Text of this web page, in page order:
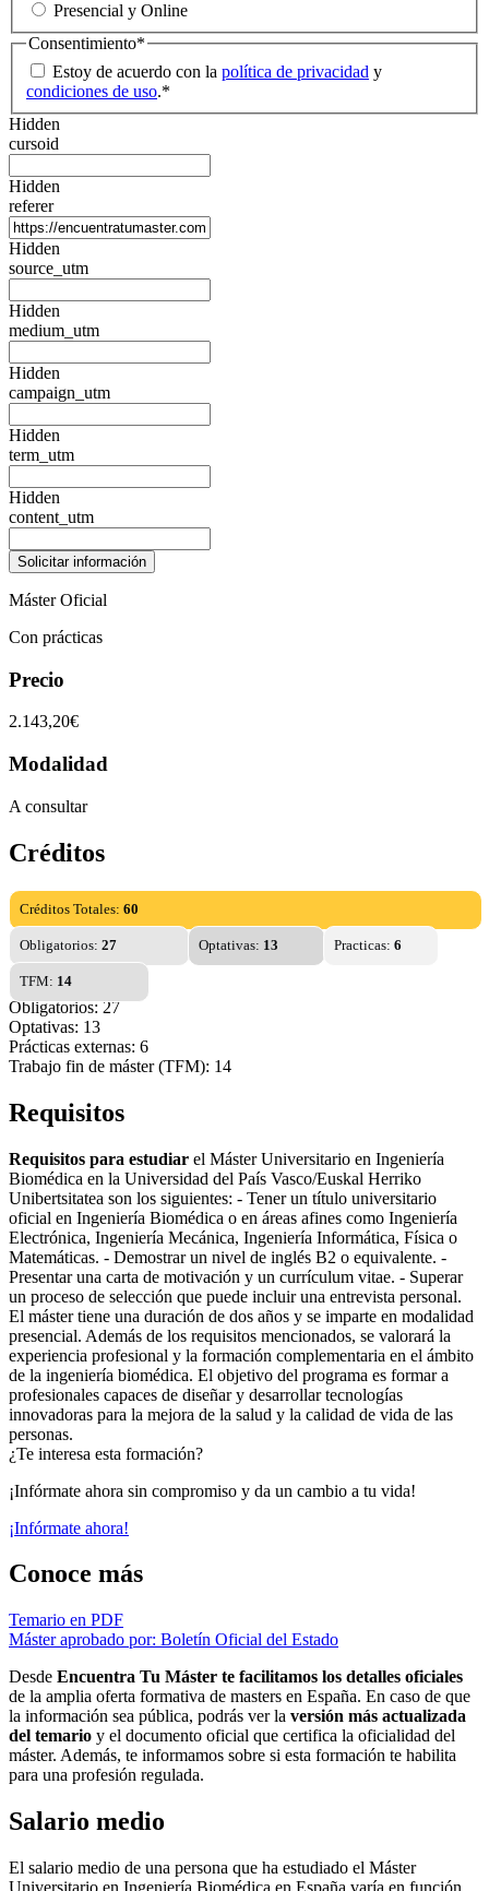
Presencial y Online
Consentimiento*
Estoy de acuerdo con la política de privacidad y
condiciones de uso.*
Hidden
cursoid
Hidden
referer
Hidden
source_utm
Hidden
medium_utm
Hidden
campaign_utm
Hidden
term_utm
Hidden
content_utm
Máster Oficial
Con prácticas
Precio
2.143,20€
Modalidad
A consultar
Créditos
Créditos Totales: 60
Obligatorios: 27 Optativas: 13 Practicas: 6
TFM: 14
Obligatorios: 27
Optativas: 13
Prácticas externas: 6
Trabajo fin de máster (TFM): 14
Requisitos
Requisitos para estudiar el Máster Universitario en Ingeniería
Biomédica en la Universidad del País Vasco/Euskal Herriko
Unibertsitatea son los siguientes: - Tener un título universitario
oficial en Ingeniería Biomédica o en áreas afines como Ingeniería
Electrónica, Ingeniería Mecánica, Ingeniería Informática, Física o
Matemáticas. - Demostrar un nivel de inglés B2 o equivalente. -
Presentar una carta de motivación y un currículum vitae. - Superar
un proceso de selección que puede incluir una entrevista personal.
El máster tiene una duración de dos años y se imparte en modalidad
presencial. Además de los requisitos mencionados, se valorará la
experiencia profesional y la formación complementaria en el ámbito
de la ingeniería biomédica. El objetivo del programa es formar a
profesionales capaces de diseñar y desarrollar tecnologías
innovadoras para la mejora de la salud y la calidad de vida de las
personas.
¿Te interesa esta formación?
¡Infórmate ahora sin compromiso y da un cambio a tu vida!
¡Infórmate ahora!
Conoce más
Temario en PDF
Máster aprobado por: Boletín Oficial del Estado
Desde Encuentra Tu Máster te facilitamos los detalles oficiales
de la amplia oferta formativa de masters en España. En caso de que
la información sea pública, podrás ver la versión más actualizada
del temario y el documento oficial que certifica la oficialidad del
máster. Además, te informamos sobre si esta formación te habilita
para una profesión regulada.
Salario medio
El salario medio de una persona que ha estudiado el Máster